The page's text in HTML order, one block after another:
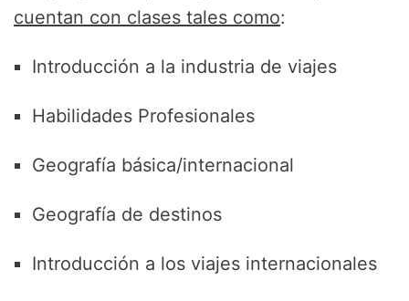
cuentan con clases tales como:
Introducción a la industria de viajes
Habilidades Profesionales
Geografía básica/internacional
Geografía de destinos
Introducción a los viajes internacionales